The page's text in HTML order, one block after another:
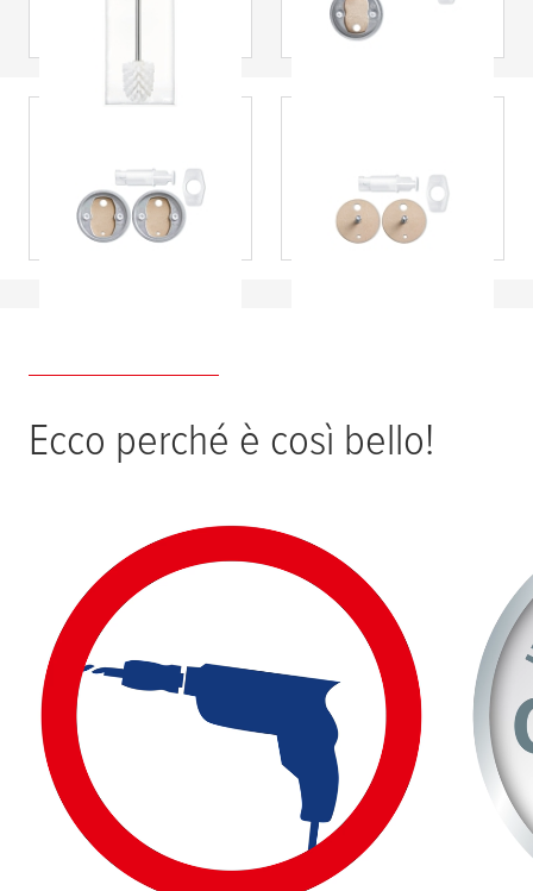
fissaggio di
ricambio BK20-2
fissaggio di
ricambio BK43-2
Ecco perché è così bello!